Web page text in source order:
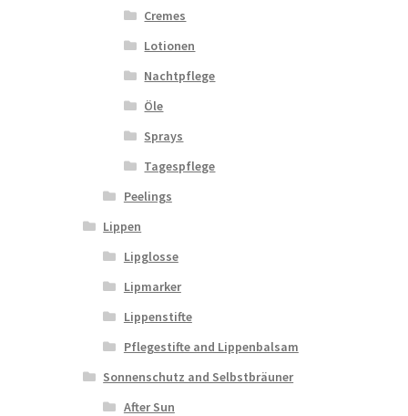
Cremes
Lotionen
Nachtpflege
Öle
Sprays
Tagespflege
Peelings
Lippen
Lipglosse
Lipmarker
Lippenstifte
Pflegestifte and Lippenbalsam
Sonnenschutz and Selbstbräuner
After Sun